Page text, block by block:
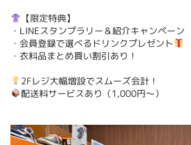
【限定特典】
・LINEスタンプラリー＆紹介キャンペーン
・会員登録で選べるドリンクプレゼント
・衣料品まとめ買い割引あり！
2Fレジ大幅増設でスムーズ会計！
配送料サービスあり（1,000円〜）